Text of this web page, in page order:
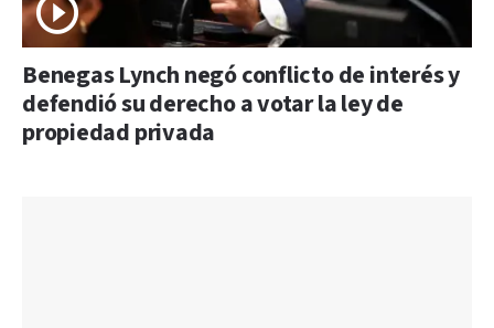
Benegas Lynch negó conflicto de interés y
defendió su derecho a votar la ley de
propiedad privada